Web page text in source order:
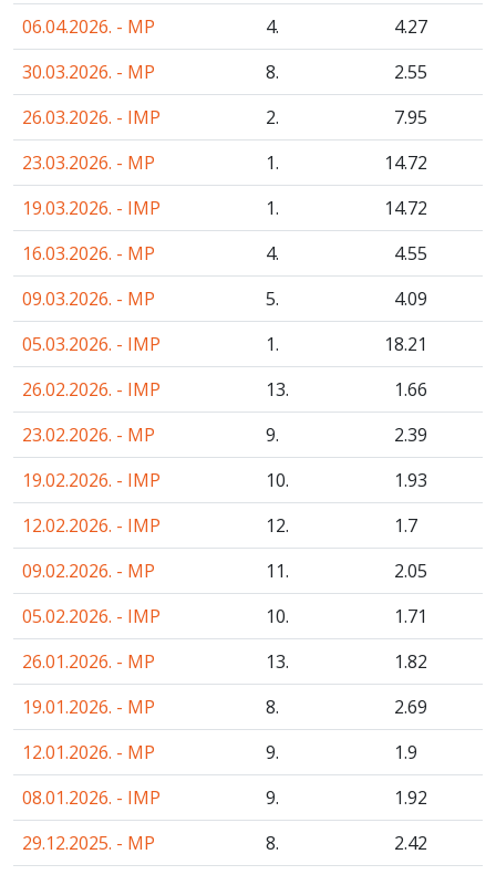
06.04.2026. - MP
4. 4.27
30.03.2026. - MP
8. 2.55
26.03.2026. - IMP
2. 7.95
23.03.2026. - MP
1. 14.72
19.03.2026. - IMP
1. 14.72
16.03.2026. - MP
4. 4.55
09.03.2026. - MP
5. 4.09
05.03.2026. - IMP
1. 18.21
26.02.2026. - IMP
13. 1.66
23.02.2026. - MP
9. 2.39
19.02.2026. - IMP
10. 1.93
12.02.2026. - IMP
12. 1.7
09.02.2026. - MP
11. 2.05
05.02.2026. - IMP
10. 1.71
26.01.2026. - MP
13. 1.82
19.01.2026. - MP
8. 2.69
12.01.2026. - MP
9. 1.9
08.01.2026. - IMP
9. 1.92
29.12.2025. - MP
8. 2.42